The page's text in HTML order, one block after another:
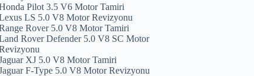
Pilot 3.5 V6 Motor Tamiri
LS 5.0 V8 Motor Revizyonu
Rover 5.0 V8 Motor Tamiri
Rover Defender 5.0 V8 SC Motor
XJ 5.0 V8 Motor Tamiri
F-Type 5.0 V8 Motor Revizyonu